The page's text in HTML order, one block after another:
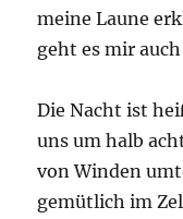
meine Laune
geht es mir
Die Nacht ist
uns um halb
von Winden
gemütlich im